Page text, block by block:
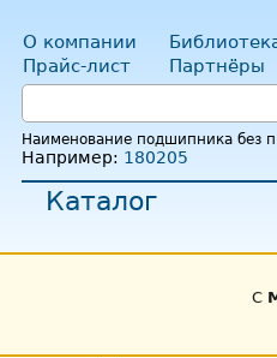
О компании
Прайс-лист
Партнёры
Наименование подшипника без
Например: 180205
Каталог
С